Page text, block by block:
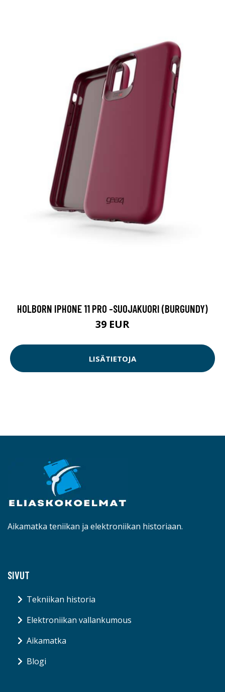
HOLBORN IPHONE 11 PRO -SUOJAKUORI (BURGUNDY)
39 EUR
LISÄTIETOJA
Aikamatka teniikan ja elektroniikan historiaan.
SIVUT
Tekniikan historia
Elektroniikan vallankumous
Aikamatka
Blogi